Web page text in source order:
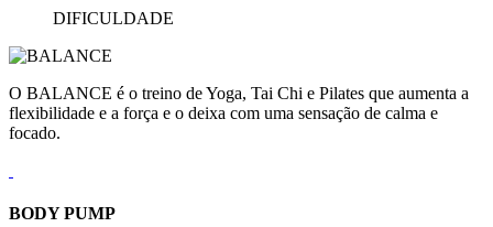
DIFICULDADE
O BALANCE é o treino de Yoga, Tai Chi e Pilates que aumenta a
flexibilidade e a força e o deixa com uma sensação de calma e
focado.
BODY PUMP